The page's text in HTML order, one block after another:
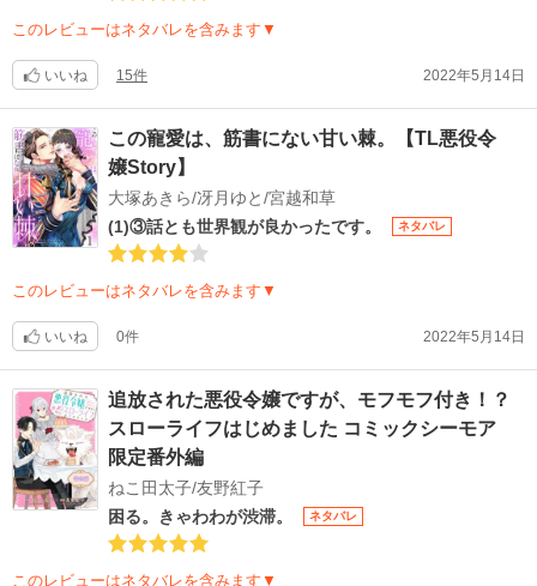
このレビューはネタバレを含みます▼
いいね 15件 2022年5月14日
この寵愛は、筋書にない甘い棘。【TL悪役令
嬢Story】
大塚あきら/冴月ゆと/宮越和草
(1)③話とも世界観が良かったです。
ネタバレ
このレビューはネタバレを含みます▼
いいね 0件 2022年5月14日
追放された悪役令嬢ですが、モフモフ付き！？
スローライフはじめました コミックシーモア
限定番外編
ねこ田太子/友野紅子
困る。きゃわわが渋滞。
ネタバレ
このレビューはネタバレを含みます▼